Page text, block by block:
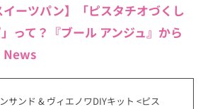
ーツパン】「ピスタチオづくし
って？『ブール アンジュ』から
News
サンド & ヴィエノワDIYキット <ピス